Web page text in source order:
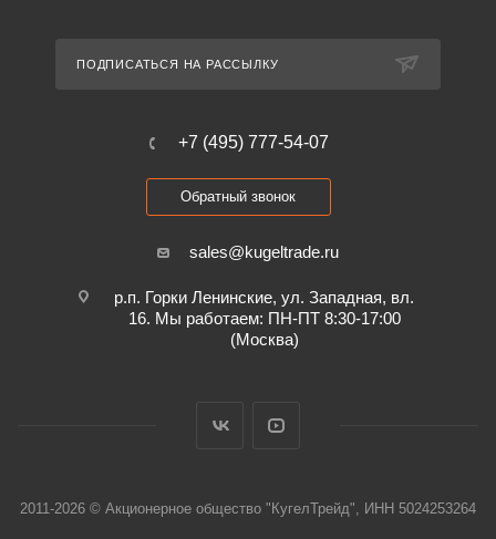
ПОДПИСАТЬСЯ НА РАССЫЛКУ
+7 (495) 777-54-07
Обратный звонок
sales@kugeltrade.ru
р.п. Горки Ленинские, ул. Западная, вл.
16. Мы работаем: ПН-ПТ 8:30-17:00
(Москва)
2011-2026 © Акционерное общество "КугелТрейд", ИНН 5024253264